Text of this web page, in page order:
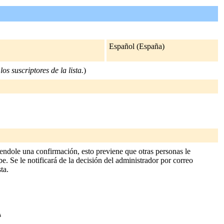
Español (España)
suscriptores de la lista.)
una confirmación, esto previene que otras personas le
Se le notificará de la decisión del administrador por correo